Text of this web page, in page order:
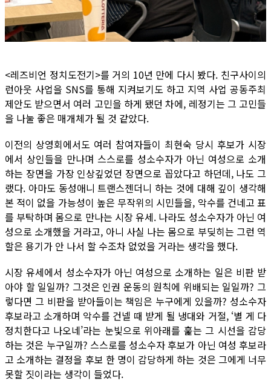
<레즈비언 정치도전기>를 거의 10년 만에 다시 봤다. 친구사이의
런아웃 사업을 SNS를 통해 지켜보기도 하고 지역 사업 공동주최
제안도 받으면서 여러 고민을 하게 됐던 차에, 레정기는 그 고민들
을 나눌 좋은 매개체가 될 것 같았다.
이전의 상영회에서도 여러 참여자들이 최현숙 당시 후보가 시장
에서 상인들을 만나며 스스로를 성소수자가 아닌 여성으로 소개
하는 장면을 가장 인상깊었던 장면으로 꼽았다고 하던데, 나도 그
랬다. 아마도 동성애니 트랜스젠더니 하는 것에 대해 깊이 생각해
본 적이 없을 가능성이 높은 무작위의 시민들을, 악수를 건네고 표
를 부탁하며 몸으로 만나는 시장 유세. 나라도 성소수자가 아닌 여
성으로 소개했을 거라고, 아니 사실 나는 몸으로 부딪히는 그런 역
할은 용기가 안 나서 할 수조차 없었을 거라는 생각을 했다.
시장 유세에서 성소수자가 아닌 여성으로 소개하는 일은 비판 받
아야 할 일일까? 그것은 인권 운동의 원칙에 위배되는 일일까? 그
렇다면 그 비판을 받아들이는 책임은 누구에게 있을까? 성소수자
후보라고 소개하며 악수를 건넬 때 받게 될 냉대와 거절, ‘별 게 다
정치한다고 나오네’라는 눈빛으로 위아래를 훑는 그 시선을 감당
하는 것은 누구일까? 스스로를 성소수자 후보가 아닌 여성 후보라
고 소개하는 결정을 후보 한 명이 감당하게 하는 것은 그에게 너무
못할 짓이라는 생각이 들었다.